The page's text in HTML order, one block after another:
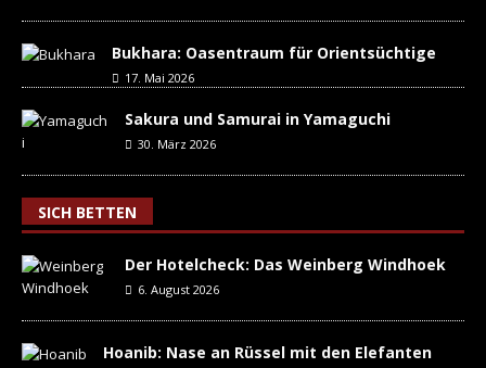
Bukhara: Oasentraum für Orientsüchtige
17. Mai 2026
Sakura und Samurai in Yamaguchi
30. März 2026
SICH BETTEN
Der Hotelcheck: Das Weinberg Windhoek
6. August 2026
Hoanib: Nase an Rüssel mit den Elefanten